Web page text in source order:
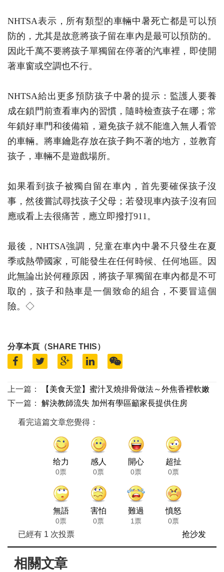
NHTSA表示，所有類型的車輛中暑死亡都是可以預
防的，尤其是故意將孩子留在車內是最可以預防的。
因此千萬不要將孩子單獨留在停著的汽車裡，即使開
著車窗或空調也不行。
NHTSA給出更多預防孩子中暑的提示：監護人要養
成在鎖門前查看車內的習慣，隨時檢查孩子在哪；常
年鎖好車門和後備箱，避免孩子就不能進入無人看管
的車輛。將車鑰匙存放在孩子夠不著的地方，並教育
孩子，車輛不是遊戲場所。
如果看到孩子被獨自留在車內，首先要確保孩子沒
事，然後嘗試尋找孩子父母；若發現車內孩子沒有回
應或看上去很痛苦，應立即撥打911。
最後，NHTSA強調，兒童在車內中暑不只發生在夏
季或熱帶國家，可能發生在任何時候、任何地區。因
此無論出於何種原因，將孩子單獨留在車內都是不可
取的，孩子和熱車是一個致命的組合，不要冒這個
險。◇
分享本頁（SHARE THIS）
上一篇：
【美食天堂】蜜汁叉燒排骨做法～外焦香裡軟嫩
下一篇：
解決教師流失 加州有學區籲家長提供住房
看完這篇文章您覺得：
给力
0票
感人
0票
開心
0票
超扯
0票
無語
0票
害怕
0票
難過
1票
憤怒
0票
已經有 1 次投票 抢沙发
相關文章